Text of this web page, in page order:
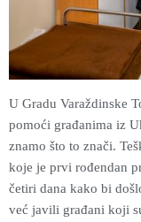
U Gradu Varaždinske
pomoći građanima iz
znamo što to znači.
koje je prvi rođendan
četiri dana kako bi
već javili građani koji